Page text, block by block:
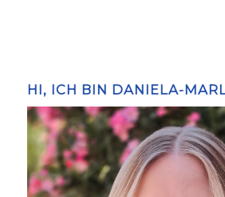
HI, ICH BIN DANIELA-